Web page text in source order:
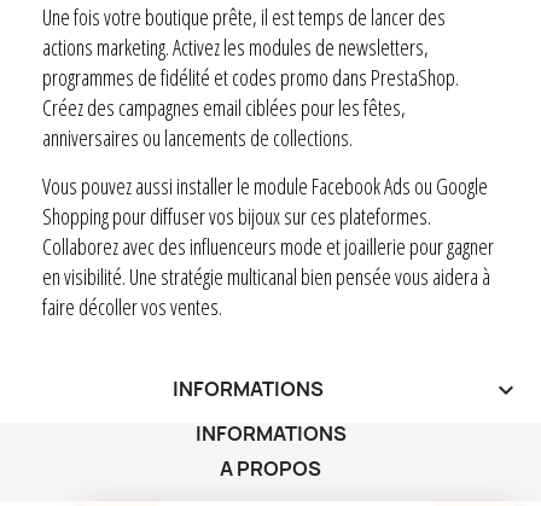
Une fois votre boutique prête, il est temps de lancer des
actions marketing. Activez les modules de newsletters,
programmes de fidélité et codes promo dans PrestaShop.
Créez des campagnes email ciblées pour les fêtes,
anniversaires ou lancements de collections.
Vous pouvez aussi installer le module Facebook Ads ou Google
Shopping pour diffuser vos bijoux sur ces plateformes.
Collaborez avec des influenceurs mode et joaillerie pour gagner
en visibilité. Une stratégie multicanal bien pensée vous aidera à
faire décoller vos ventes.
INFORMATIONS keyboard_arrow_down
INFORMATIONS
A PROPOS